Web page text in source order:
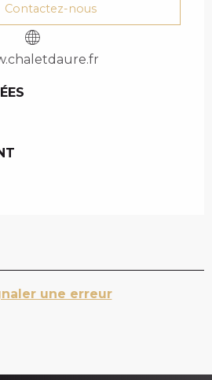
Contactez-nous
une erreur